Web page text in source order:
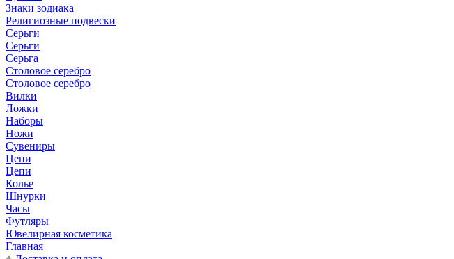
Знаки зодиака
Религиозные подвески
Серьги
Серьги
Серьга
Столовое серебро
Столовое серебро
Вилки
Ложки
Наборы
Ножи
Сувениры
Цепи
Цепи
Колье
Шнурки
Часы
Футляры
Ювелирная косметика
Главная